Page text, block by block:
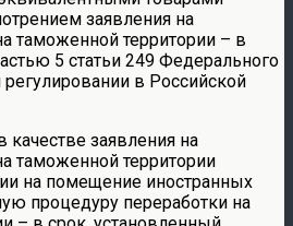
заявления на
таможенной территории – в
5 статьи 249 Федерального
в Российской
качестве заявления на
таможенной территории
на помещение иностранных
процедуру переработки на